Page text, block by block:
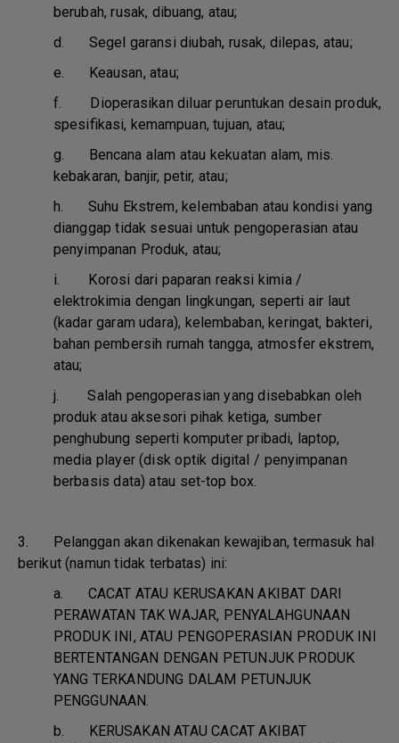
berubah, rusak, dibuang, atau;
d. Segel garansi diubah, rusak, dilepas, atau;
e. Keausan, atau;
f. Dioperasikan diluar peruntukan desain produk,
spesifikasi, kemampuan, tujuan, atau;
g. Bencana alam atau kekuatan alam, mis.
kebakaran, banjir, petir, atau;
h. Suhu Ekstrem, kelembaban atau kondisi yang
dianggap tidak sesuai untuk pengoperasian atau
penyimpanan Produk, atau;
i. Korosi dari paparan reaksi kimia /
elektrokimia dengan lingkungan, seperti air laut
(kadar garam udara), kelembaban, keringat, bakteri,
bahan pembersih rumah tangga, atmosfer ekstrem,
atau;
j.Salah pengoperasian yang disebabkan oleh
produk atau aksesori pihak ketiga, sumber
penghubung seperti komputer pribadi, laptop,
media player (disk optik digital / penyimpanan
berbasis data) atau set-top box.
3. Pelanggan akan dikenakan kewajiban, termasuk hal
berikut (namun tidak terbatas) ini:
a. CACAT ATAU KERUSAKAN AKIBAT DARI
PERAWATAN TAK WAJAR, PENYALAHGUNAAN
PRODUK INI, ATAU PENGOPERASIAN PRODUK INI
BERTENTANGAN DENGAN PETUNJUK PRODUK
YANG TERKANDUNG DALAM PETUNJUK
PENGGUNAAN.
b. KERUSAKAN ATAU CACAT AKIBAT